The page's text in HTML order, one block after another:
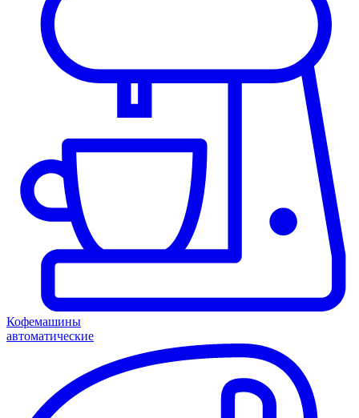
Кофемашины
автоматические